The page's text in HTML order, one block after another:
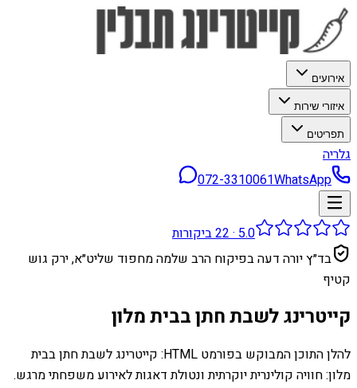
אירועים
איזורי שירות
תפריטים
גלריה
072-3310061WhatsApp
5.0
·
22ביקורות
בד״ץ יורה דעה בפיקוח הרב שלמה מחפוד שליט״א, ירק גוש
קטיף
קייטרינג לשבת חתן בבית מלון
להלן התוכן המבוקש בפורמט HTML: קייטרינג לשבת חתן בבית
מלון: חוויה קולינרית יוקרתית ונטולת דאגות לאירוע משפחתי מרגש.